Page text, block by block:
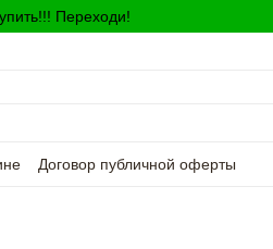
Переходи!
Договор публичной оферты